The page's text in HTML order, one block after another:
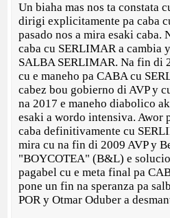
Un biaha mas nos ta constata
dirigi explicitamente pa caba
pasado nos a mira esaki caba.
caba cu SERLIMAR a cambia
SALBA SERLIMAR. Na fin di
cu e maneho pa CABA cu
cabez bou gobierno di AVP y
na 2017 e maneho diabolico
esaki a wordo intensiva. Awor
caba definitivamente cu
mira cu na fin di 2009 AVP y
"BOYCOTEA" (B&L) e
pagabel cu e meta final pa
pone un fin na speranza pa
POR y Otmar Oduber a